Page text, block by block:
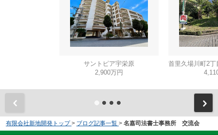
サントピア宇栄原
2,900万円
有限会社新地開発トップ > ブログ記事一覧 > 名嘉司法書士事務所 交流会